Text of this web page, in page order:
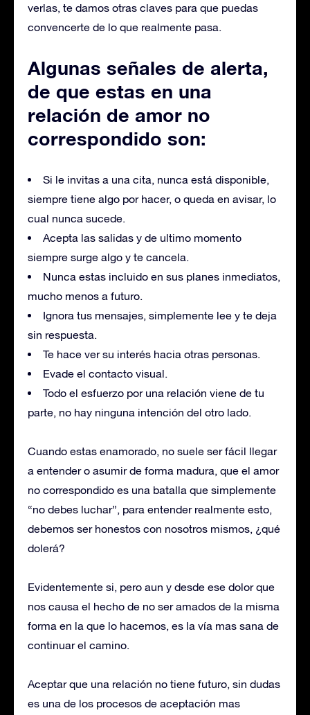
verlas, te damos otras claves para que puedas
convencerte de lo que realmente pasa.
Algunas señales de alerta,
de que estas en una
relación de amor no
correspondido son:
Si le invitas a una cita, nunca está disponible,
siempre tiene algo por hacer, o queda en avisar, lo
cual nunca sucede.
Acepta las salidas y de ultimo momento
siempre surge algo y te cancela.
Nunca estas incluido en sus planes inmediatos,
mucho menos a futuro.
Ignora tus mensajes, simplemente lee y te deja
sin respuesta.
Te hace ver su interés hacia otras personas.
Evade el contacto visual.
Todo el esfuerzo por una relación viene de tu
parte, no hay ninguna intención del otro lado.
Cuando estas enamorado, no suele ser fácil llegar
a entender o asumir de forma madura, que el amor
no correspondido es una batalla que simplemente
“no debes luchar”, para entender realmente esto,
debemos ser honestos con nosotros mismos, ¿qué
dolerá?
Evidentemente si, pero aun y desde ese dolor que
nos causa el hecho de no ser amados de la misma
forma en la que lo hacemos, es la vía mas sana de
continuar el camino.
Aceptar que una relación no tiene futuro, sin dudas
es una de los procesos de aceptación mas